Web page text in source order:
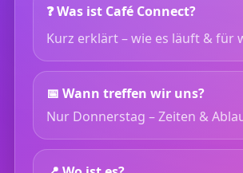
❓ Was ist Café Connect?
Kurz erklärt – wie es läuft & für
📅 Wann treffen wir uns?
Nur Donnerstag – Zeiten &